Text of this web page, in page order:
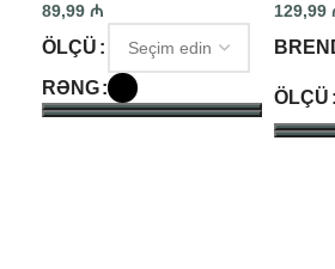
89,99 ₼
ÖLÇÜ
RƏNG
129,99
ÖLÇÜ